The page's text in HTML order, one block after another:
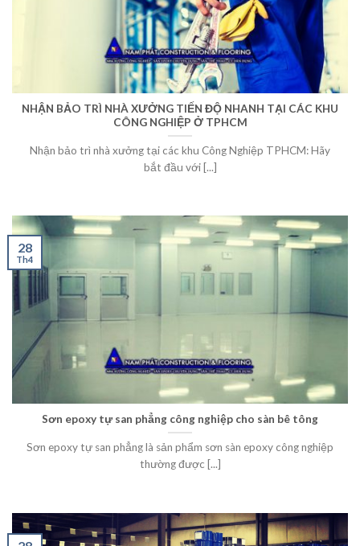
NHẬN BẢO TRÌ NHÀ XƯỞNG TIẾN ĐỘ NHANH TẠI CÁC KHU
CÔNG NGHIỆP Ở TPHCM
Nhận bảo trì nhà xưởng tại các khu Công Nghiệp TPHCM: Hãy
bắt đầu với [...]
Sơn epoxy tự san phẳng công nghiệp cho sàn bê tông
Sơn epoxy tự san phẳng là sản phẩm sơn sàn epoxy công nghiệp
thường được [...]
28
Th4